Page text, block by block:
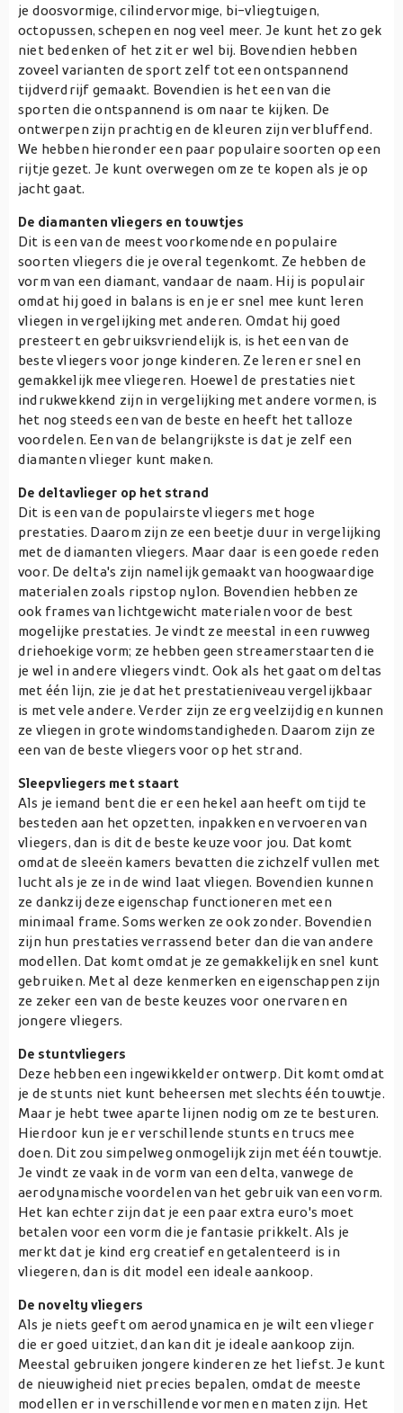
je doosvormige, cilindervormige, bi-vliegtuigen,
octopussen, schepen en nog veel meer. Je kunt het zo gek
niet bedenken of het zit er wel bij. Bovendien hebben
zoveel varianten de sport zelf tot een ontspannend
tijdverdrijf gemaakt. Bovendien is het een van die
sporten die ontspannend is om naar te kijken. De
ontwerpen zijn prachtig en de kleuren zijn verbluffend.
We hebben hieronder een paar populaire soorten op een
rijtje gezet. Je kunt overwegen om ze te kopen als je op
jacht gaat.
De diamanten vliegers en touwtjes
Dit is een van de meest voorkomende en populaire
soorten vliegers die je overal tegenkomt. Ze hebben de
vorm van een diamant, vandaar de naam. Hij is populair
omdat hij goed in balans is en je er snel mee kunt leren
vliegen in vergelijking met anderen. Omdat hij goed
presteert en gebruiksvriendelijk is, is het een van de
beste vliegers voor jonge kinderen. Ze leren er snel en
gemakkelijk mee vliegeren. Hoewel de prestaties niet
indrukwekkend zijn in vergelijking met andere vormen, is
het nog steeds een van de beste en heeft het talloze
voordelen. Een van de belangrijkste is dat je zelf een
diamanten vlieger kunt maken.
De deltavlieger op het strand
Dit is een van de populairste vliegers met hoge
prestaties. Daarom zijn ze een beetje duur in vergelijking
met de diamanten vliegers. Maar daar is een goede reden
voor. De delta's zijn namelijk gemaakt van hoogwaardige
materialen zoals ripstop nylon. Bovendien hebben ze
ook frames van lichtgewicht materialen voor de best
mogelijke prestaties. Je vindt ze meestal in een ruwweg
driehoekige vorm; ze hebben geen streamerstaarten die
je wel in andere vliegers vindt. Ook als het gaat om deltas
met één lijn, zie je dat het prestatieniveau vergelijkbaar
is met vele andere. Verder zijn ze erg veelzijdig en kunnen
ze vliegen in grote windomstandigheden. Daarom zijn ze
een van de beste vliegers voor op het strand.
Sleepvliegers met staart
Als je iemand bent die er een hekel aan heeft om tijd te
besteden aan het opzetten, inpakken en vervoeren van
vliegers, dan is dit de beste keuze voor jou. Dat komt
omdat de sleeën kamers bevatten die zichzelf vullen met
lucht als je ze in de wind laat vliegen. Bovendien kunnen
ze dankzij deze eigenschap functioneren met een
minimaal frame. Soms werken ze ook zonder. Bovendien
zijn hun prestaties verrassend beter dan die van andere
modellen. Dat komt omdat je ze gemakkelijk en snel kunt
gebruiken. Met al deze kenmerken en eigenschappen zijn
ze zeker een van de beste keuzes voor onervaren en
jongere vliegers.
De stuntvliegers
Deze hebben een ingewikkelder ontwerp. Dit komt omdat
je de stunts niet kunt beheersen met slechts één touwtje.
Maar je hebt twee aparte lijnen nodig om ze te besturen.
Hierdoor kun je er verschillende stunts en trucs mee
doen. Dit zou simpelweg onmogelijk zijn met één touwtje.
Je vindt ze vaak in de vorm van een delta, vanwege de
aerodynamische voordelen van het gebruik van een vorm.
Het kan echter zijn dat je een paar extra euro's moet
betalen voor een vorm die je fantasie prikkelt. Als je
merkt dat je kind erg creatief en getalenteerd is in
vliegeren, dan is dit model een ideale aankoop.
De novelty vliegers
Als je niets geeft om aerodynamica en je wilt een vlieger
die er goed uitziet, dan kan dit je ideale aankoop zijn.
Meestal gebruiken jongere kinderen ze het liefst. Je kunt
de nieuwigheid niet precies bepalen, omdat de meeste
modellen er in verschillende vormen en maten zijn. Het